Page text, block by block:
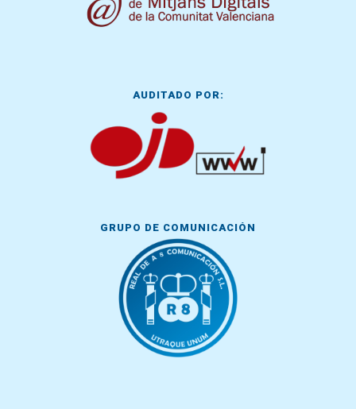
AUDITADO POR:
GRUPO DE COMUNICACIÓN